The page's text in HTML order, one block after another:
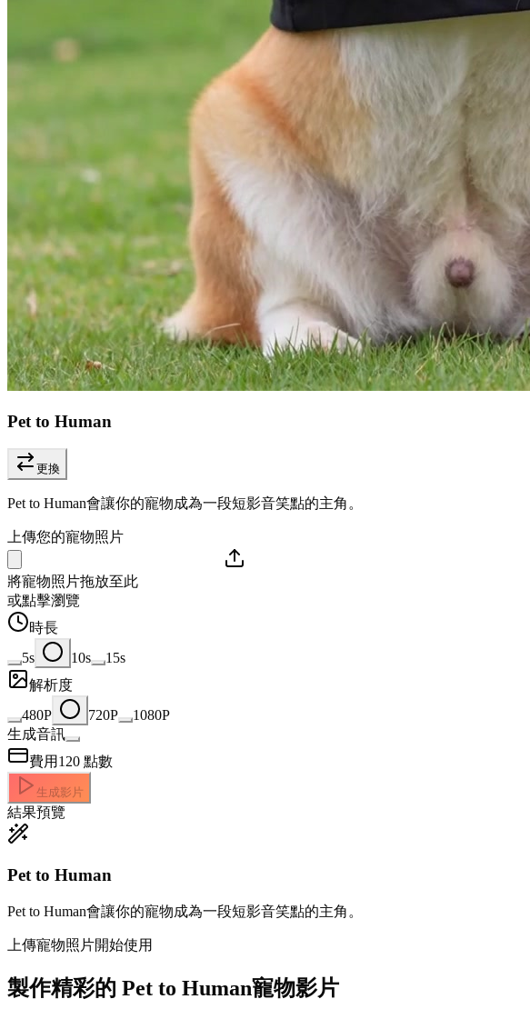
Pet to Human
更換
Pet to Human會讓你的寵物成為一段短影音笑點的主角。
上傳您的寵物照片
將寵物照片拖放至此
或點擊瀏覽
時長
5s
10s
15s
解析度
480P
720P
1080P
生成音訊
費用 120 點數
生成影片
結果預覽
Pet to Human
Pet to Human會讓你的寵物成為一段短影音笑點的主角。
上傳寵物照片開始使用
製作精彩的 Pet to Human寵物影片